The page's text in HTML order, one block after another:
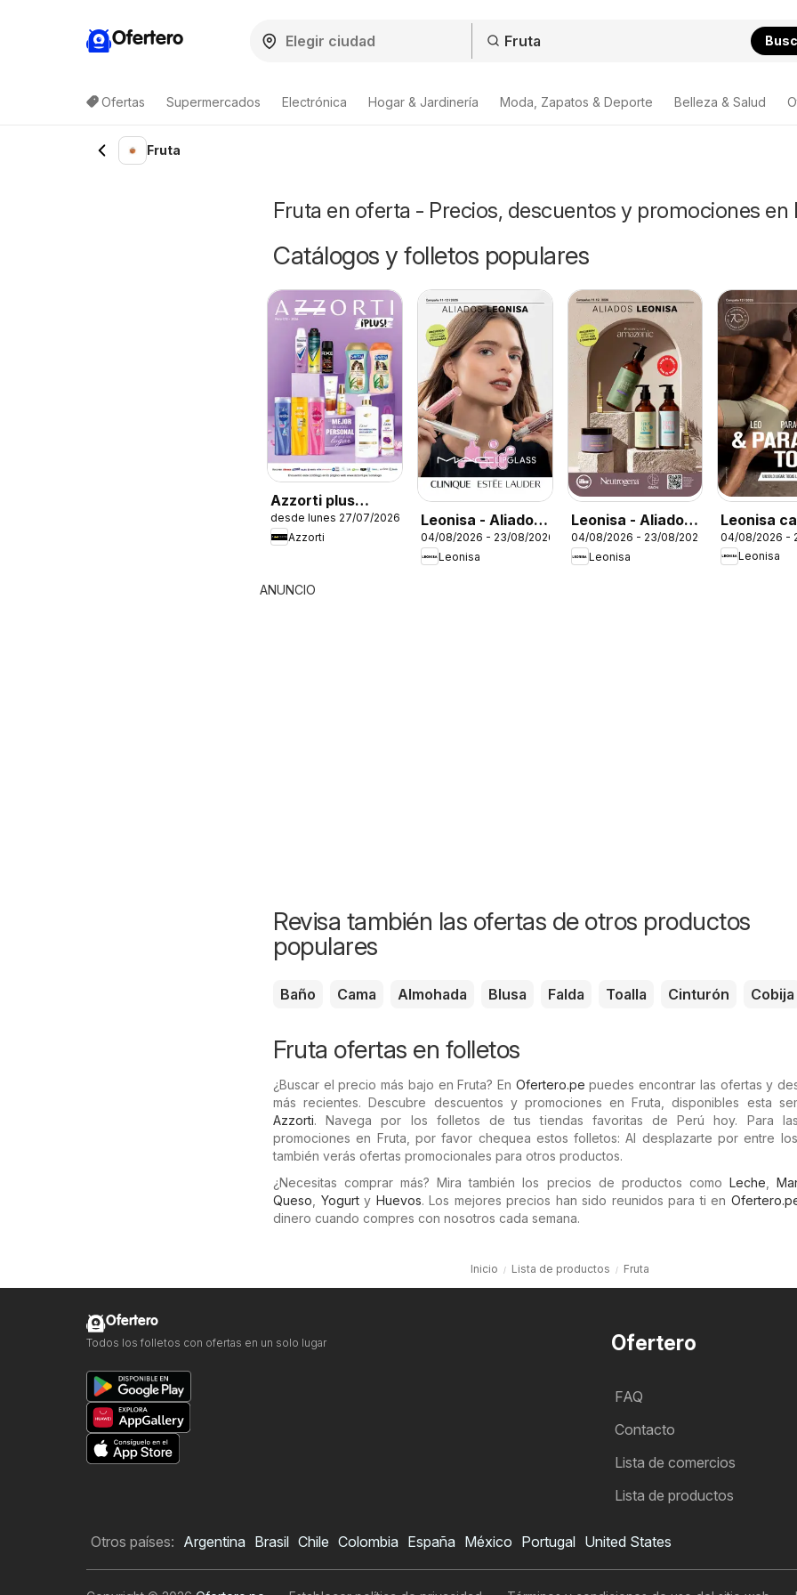
Ofertero
Ofertas Supermercados Electrónica Hogar & Jardinería Moda, Zapatos & Deporte Belleza & Salud
Fruta
Fruta en oferta - Precios, descuentos y promociones en
Catálogos y folletos populares
Azzorti plus
catálogo -
Campaña 12
desde lunes 27/07/2026
Azzorti
Leonisa - Aliados
Leonisa II
04/08/2026 - 23/08/2026
Leonisa
Leonisa - Aliados
Leonisa
04/08/2026 - 23/08/2026
Leonisa
Leonisa
Leo -
04/08/2026 -
Leonisa
ANUNCIO
Revisa también las ofertas de otros productos
populares
Baño Cama Almohada Blusa Falda Toalla Cinturón Cobija
Fruta ofertas en folletos
¿Buscar el precio más bajo en Fruta? En Ofertero.pe puedes encontrar las ofertas y
más recientes. Descubre descuentos y promociones en Fruta, disponibles esta
Azzorti. Navega por los folletos de tus tiendas favoritas de Perú hoy. Para las
promociones en Fruta, por favor chequea estos folletos: Al desplazarte por entre
también verás ofertas promocionales para otros productos.
¿Necesitas comprar más? Mira también los precios de productos como Leche,
Queso, Yogurty Huevos. Los mejores precios han sido reunidos para ti en
dinero cuando compres con nosotros cada semana.
Inicio Lista de productos Fruta
Ofertero
FAQ
Contacto
Lista de comercios
Lista de productos
Ofertero
Todos los folletos con ofertas en un solo lugar
Otros países: Argentina Brasil Chile Colombia España México Portugal United States